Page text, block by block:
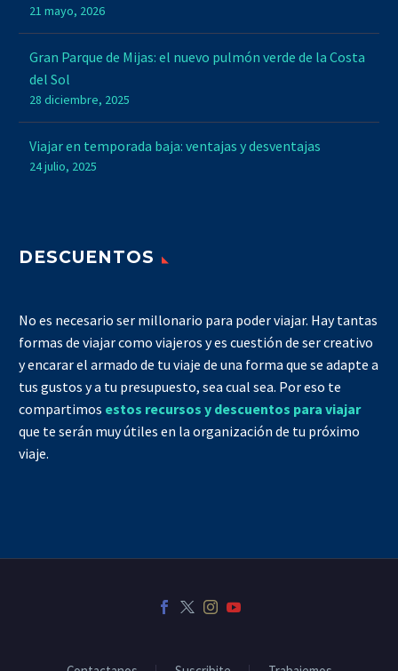
21 mayo, 2026
Gran Parque de Mijas: el nuevo pulmón verde de la Costa
del Sol
28 diciembre, 2025
Viajar en temporada baja: ventajas y desventajas
24 julio, 2025
DESCUENTOS
No es necesario ser millonario para poder viajar. Hay tantas
formas de viajar como viajeros y es cuestión de ser creativo
y encarar el armado de tu viaje de una forma que se adapte a
tus gustos y a tu presupuesto, sea cual sea. Por eso te
compartimos estos recursos y descuentos para viajar
que te serán muy útiles en la organización de tu próximo
viaje.